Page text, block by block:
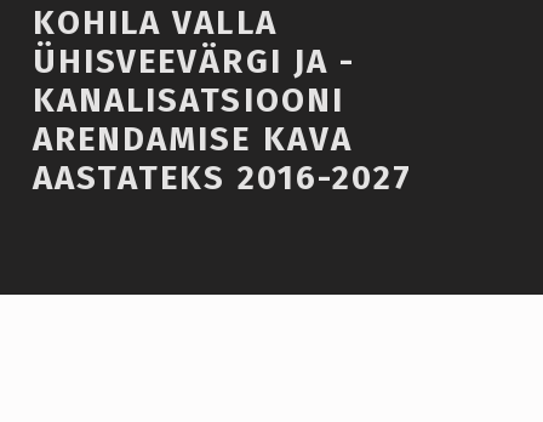
KOHILA VALLA
ÜHISVEEVÄRGI JA -
KANALISATSIOONI
ARENDAMISE KAVA
AASTATEKS 2016-2027